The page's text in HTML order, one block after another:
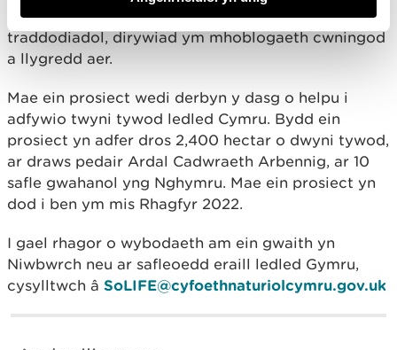
fel cyflwyno planhigion anfrodorol, diffyg pori
traddodiadol, dirywiad ym mhoblogaeth cwningod
a llygredd aer.
Mae ein prosiect wedi derbyn y dasg o helpu i
adfywio twyni tywod ledled Cymru. Bydd ein
prosiect yn adfer dros 2,400 hectar o dwyni tywod,
ar draws pedair Ardal Cadwraeth Arbennig, ar 10
safle gwahanol yng Nghymru. Mae ein prosiect yn
dod i ben ym mis Rhagfyr 2022.
I gael rhagor o wybodaeth am ein gwaith yn
Niwbwrch neu ar safleoedd eraill ledled Gymru,
cysylltwch â SoLIFE@cyfoethnaturiolcymru.gov.uk